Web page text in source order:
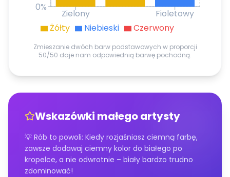
Zielony Fioletowy
0%
Żółty Niebieski Czerwony
Zmieszanie dwóch barw podstawowych w proporcji
50/50 daje nam odpowiednią barwę pochodną.
Wskazówki małego artysty
💡 Rób to powoli: Kiedy rozjaśniasz ciemną farbę,
zawsze dodawaj ciemny kolor do białego po
kropelce, a nie odwrotnie – biały bardzo trudno
zdominować!